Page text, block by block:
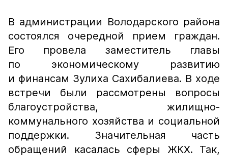
В администрации Володарского района
состоялся очередной прием граждан.
Его провела заместитель главы
по экономическому развитию
и финансам Зулиха Сахибалиева. В ходе
встречи были рассмотрены вопросы
благоустройства, жилищно-
коммунального хозяйства и социальной
поддержки. Значительная часть
обращений касалась сферы ЖКХ. Так,